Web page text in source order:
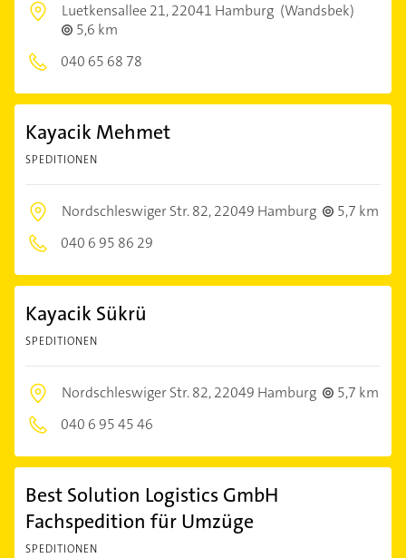
Luetkensallee 21,22041 Hamburg (Wandsbek)
5,6 km
040 65 68 78
Kayacik Mehmet
SPEDITIONEN
Nordschleswiger Str. 82,22049 Hamburg
5,7 km
040 6 95 86 29
Kayacik Sükrü
SPEDITIONEN
Nordschleswiger Str. 82,22049 Hamburg
5,7 km
040 6 95 45 46
Best Solution Logistics GmbH
Fachspedition für Umzüge
SPEDITIONEN